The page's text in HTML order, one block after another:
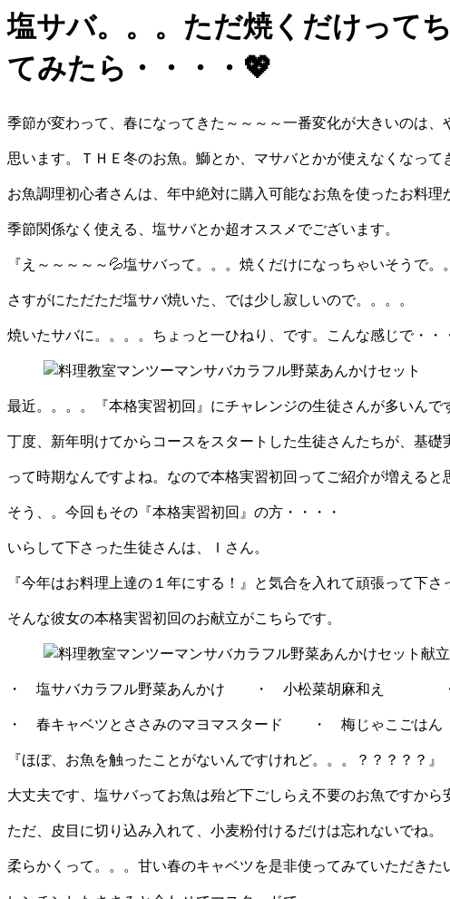
塩サバ。。。ただ焼くだけって
てみたら・・・・💖
季節が変わって、春になってきた～～～～一番変化が大きいのは、
思います。ＴＨＥ冬のお魚。鰤とか、マサバとかが使えなくなって
お魚調理初心者さんは、年中絶対に購入可能なお魚を使ったお料理
季節関係なく使える、塩サバとか超オススメでございます。
『え～～～～～💦塩サバって。。。焼くだけになっちゃいそうで。
さすがにただただ塩サバ焼いた、では少し寂しいので。。。。
焼いたサバに。。。。ちょっと一ひねり、です。こんな感じで・・
最近。。。。『本格実習初回』にチャレンジの生徒さんが多いんで
丁度、新年明けてからコースをスタートした生徒さんたちが、基礎
って時期なんですよね。なので本格実習初回ってご紹介が増えると
そう、。今回もその『本格実習初回』の方・・・・
いらして下さった生徒さんは、Ｉさん。
『今年はお料理上達の１年にする！』と気合を入れて頑張って下さ
そんな彼女の本格実習初回のお献立がこちらです。
・ 塩サバカラフル野菜あんかけ ・ 小松菜胡麻和え ・
・ 春キャベツとささみのマヨマスタード ・ 梅じゃこごはん
『ほぼ、お魚を触ったことがないんですけれど。。。？？？？？』
大丈夫です、塩サバってお魚は殆ど下ごしらえ不要のお魚ですから
ただ、皮目に切り込み入れて、小麦粉付けるだけは忘れないでね。
柔らかくって。。。甘い春のキャベツを是非使ってみていただきた